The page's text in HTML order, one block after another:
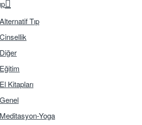
Alternatif Tıp
Cinsellik
Diğer
Eğitim
El Kitapları
Genel
Meditasyon-Yoga